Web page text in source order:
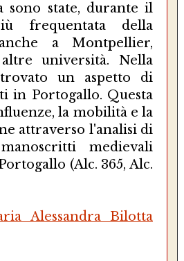
sono state, durante il
frequentata della
a Montpellier,
università. Nella
un aspetto di
in Portogallo. Questa
la mobilità e la
attraverso l'analisi di
medievali
(Alc. 365, Alc.
Alessandra Bilotta